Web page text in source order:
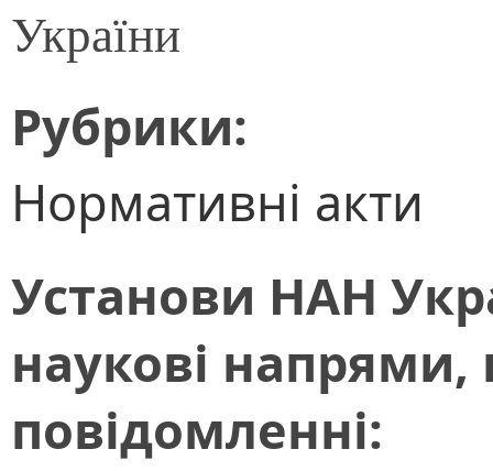
України
Рубрики:
Нормативні акти
Установи НАН
наукові напрями,
повідомленні: